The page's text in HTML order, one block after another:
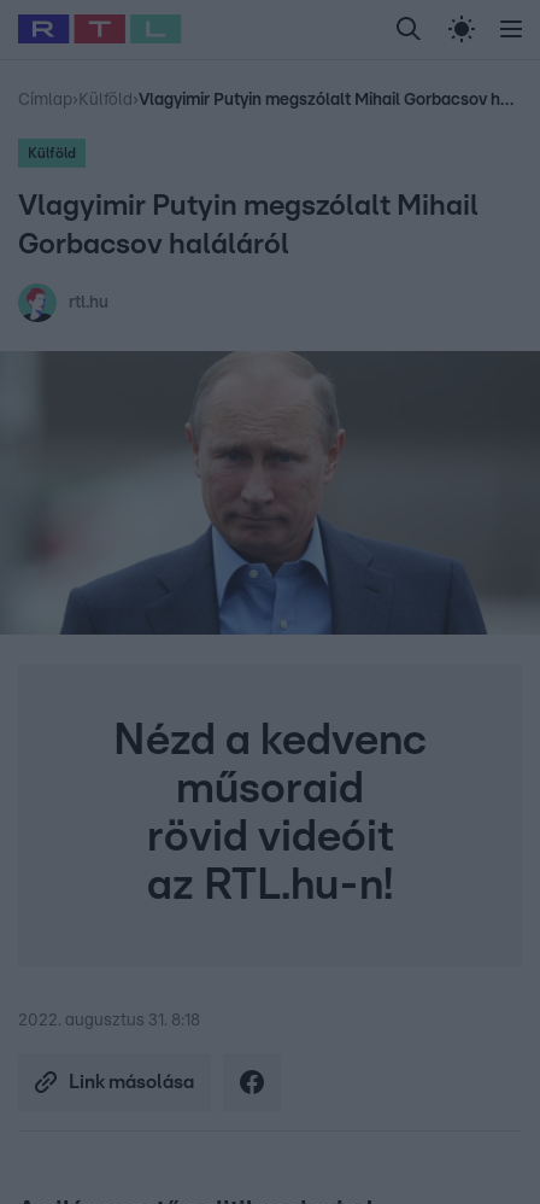
Legfrissebb RTL Híradó Randi Celeb vagyok,
Babits Marcella Most Wanted Gallusz
Címlap› Külföld › Vlagyimir Putyin megszólalt Mihail Gorbacsov haláláról
Külföld
Vlagyimir Putyin megszólalt Mihail
Gorbacsov haláláról
rtl.hu
Nézd a kedvenc
műsoraid
rövid videóit
az RTL.hu-n!
2022. augusztus 31. 8:18
Link másolása